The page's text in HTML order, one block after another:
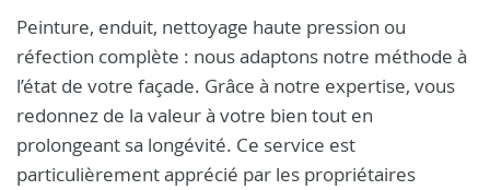
Peinture, enduit, nettoyage haute pression ou
réfection complète : nous adaptons notre méthode à
l’état de votre façade. Grâce à notre expertise, vous
redonnez de la valeur à votre bien tout en
prolongeant sa longévité. Ce service est
particulièrement apprécié par les propriétaires